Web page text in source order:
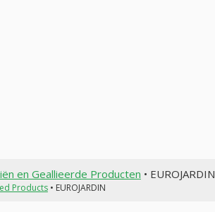
en Geallieerde Producten • EUROJARDIN
Products• EUROJARDIN